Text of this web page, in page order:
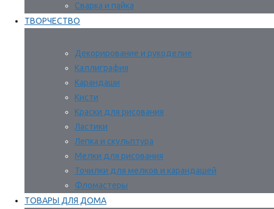
Сварка и пайка
ТВОРЧЕСТВО
Декорирование и рукоделие
Каллиграфия
Карандаши
Кисти
Краски для рисования
Ластики
Лепка и скульптура
Мелки для рисования
Точилки для мелков и карандашей
Фломастеры
ТОВАРЫ ДЛЯ ДОМА